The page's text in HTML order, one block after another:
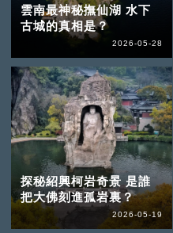
雲南最神秘撫仙湖 水下
古城的真相是？
2026-05-28
探秘紹興柯岩奇景 是誰
把大佛刻進孤岩裏？
2026-05-19